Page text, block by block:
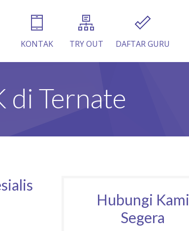
KONTAK TRY OUT DAFTAR GURU
di Ternate
Hubungi Kami
Segera